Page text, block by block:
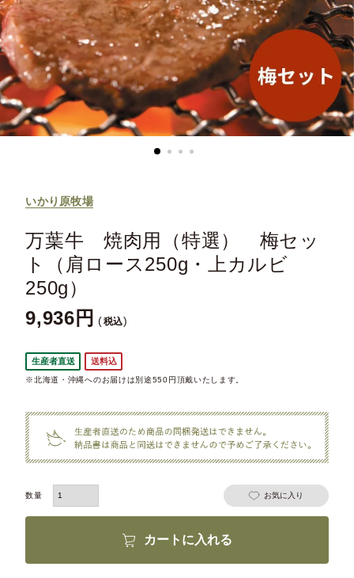
いかり原牧場
万葉牛 焼肉用（特選） 梅セッ
ト（肩ロース250g・上カルビ
250g）
9,936 税込
生産者直送 送料込
※北海道・沖縄へのお届けは別途550円頂戴いたします。
お気に入り
カートに入れる